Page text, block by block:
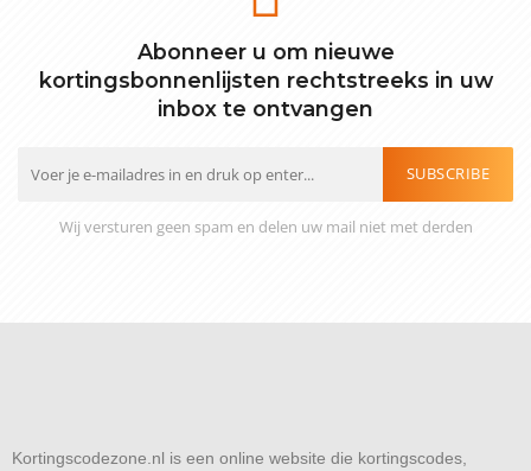
Abonneer u om nieuwe
kortingsbonnenlijsten rechtstreeks in uw
inbox te ontvangen
SUBSCRIBE
Wij versturen geen spam en delen uw mail niet met derden
Kortingscodezone.nl is een online website die kortingscodes,